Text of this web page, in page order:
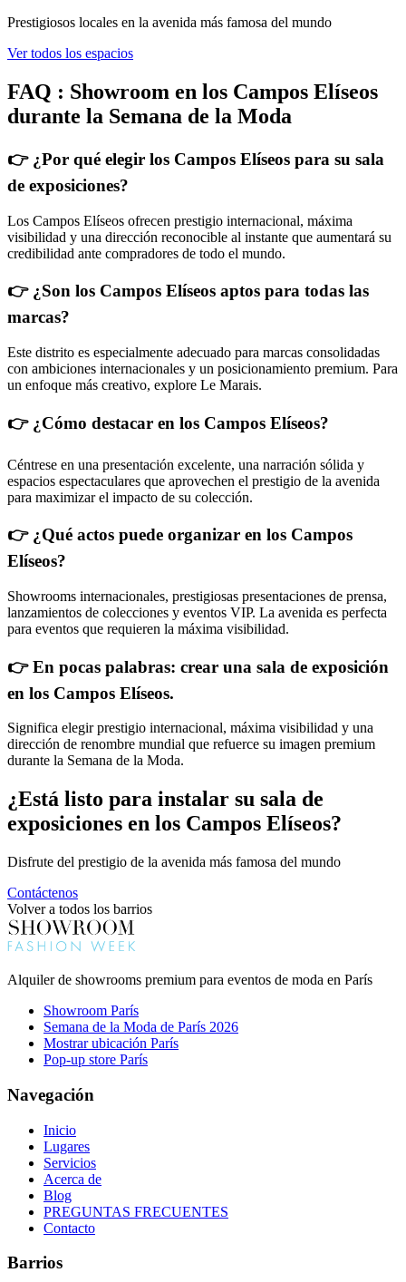
Prestigiosos locales en la avenida más famosa del mundo
Ver todos los espacios
FAQ : Showroom en los Campos Elíseos
durante la Semana de la Moda
👉 ¿Por qué elegir los Campos Elíseos para su sala
de exposiciones?
Los Campos Elíseos ofrecen prestigio internacional, máxima
visibilidad y una dirección reconocible al instante que aumentará su
credibilidad ante compradores de todo el mundo.
👉 ¿Son los Campos Elíseos aptos para todas las
marcas?
Este distrito es especialmente adecuado para marcas consolidadas
con ambiciones internacionales y un posicionamiento premium. Para
un enfoque más creativo, explore Le Marais.
👉 ¿Cómo destacar en los Campos Elíseos?
Céntrese en una presentación excelente, una narración sólida y
espacios espectaculares que aprovechen el prestigio de la avenida
para maximizar el impacto de su colección.
👉 ¿Qué actos puede organizar en los Campos
Elíseos?
Showrooms internacionales, prestigiosas presentaciones de prensa,
lanzamientos de colecciones y eventos VIP. La avenida es perfecta
para eventos que requieren la máxima visibilidad.
👉En pocas palabras: crear una sala de exposición
en los Campos Elíseos.
Significa elegir prestigio internacional, máxima visibilidad y una
dirección de renombre mundial que refuerce su imagen premium
durante la Semana de la Moda.
¿Está listo para instalar su sala de
exposiciones en los Campos Elíseos?
Disfrute del prestigio de la avenida más famosa del mundo
Contáctenos
Volver a todos los barrios
Alquiler de showrooms premium para eventos de moda en París
Showroom París
Semana de la Moda de París 2026
Mostrar ubicación París
Pop-up store París
Navegación
Inicio
Lugares
Servicios
Acerca de
Blog
PREGUNTAS FRECUENTES
Contacto
Barrios